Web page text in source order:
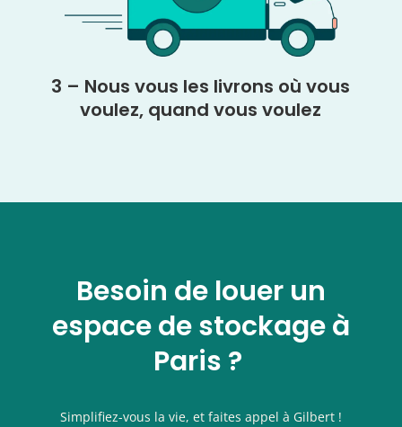
3 – Nous vous les livrons où vous
voulez, quand vous voulez
Besoin de louer un
espace de stockage à
Paris ?
Simplifiez-vous la vie, et faites appel à Gilbert !